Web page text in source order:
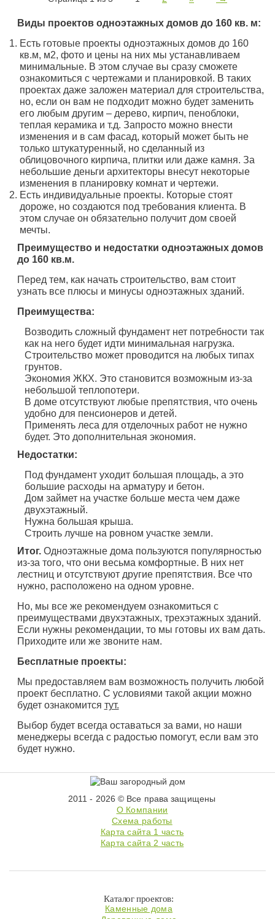
Виды проектов одноэтажных домов до 160 кв. м:
Есть готовые проекты одноэтажных домов до 160
кв.м, м2, фото и цены на них мы устанавливаем
минимальные. В этом случае вы сразу сможете
ознакомиться с чертежами и планировкой. В таких
проектах даже заложен материал для строительства,
но, если он вам не подходит можно будет заменить
его любым другим – дерево, кирпич, пеноблоки,
теплая керамика и т.д. Запросто можно внести
изменения и в сам фасад, который может быть не
только штукатуренный, но сделанный из
облицовочного кирпича, плитки или даже камня. За
небольшие деньги архитекторы внесут некоторые
изменения в планировку комнат и чертежи.
Есть индивидуальные проекты. Которые стоят
дороже, но создаются под требования клиента. В
этом случае он обязательно получит дом своей
мечты.
Преимущество и недостатки одноэтажных домов
до 160 кв.м.
Перед тем, как начать строительство, вам стоит
узнать все плюсы и минусы одноэтажных зданий.
Преимущества:
Возводить сложный фундамент нет потребности так
как на него будет идти минимальная нагрузка.
Строительство может проводится на любых типах
грунтов.
Экономия ЖКХ. Это становится возможным из-за
небольшой теплопотери.
В доме отсутствуют любые препятствия, что очень
удобно для пенсионеров и детей.
Применять леса для отделочных работ не нужно
будет. Это дополнительная экономия.
Недостатки:
Под фундамент уходит большая площадь, а это
большие расходы на арматуру и бетон.
Дом займет на участке больше места чем даже
двухэтажный.
Нужна большая крыша.
Строить лучше на ровном участке земли.
Итог.Одноэтажные дома пользуются популярностью
из-за того, что они весьма комфортные. В них нет
лестниц и отсутствуют другие препятствия. Все что
нужно, расположено на одном уровне.
Но, мы все же рекомендуем ознакомиться с
преимуществами двухэтажных, трехэтажных зданий.
Если нужны рекомендации, то мы готовы их вам дать.
Приходите или же звоните нам.
Бесплатные проекты:
Мы предоставляем вам возможность получить любой
проект бесплатно. С условиями такой акции можно
будет ознакомится тут.
Выбор будет всегда оставаться за вами, но наши
менеджеры всегда с радостью помогут, если вам это
будет нужно.
2011 - 2026 © Все права защищены
О Компании
Схема работы
Карта сайта 1 часть
Карта сайта 2 часть
Каталог проектов:
Каменные дома